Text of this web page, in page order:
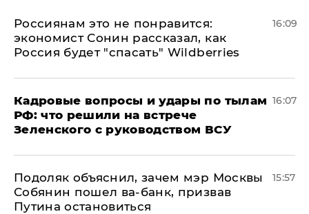
Россиянам это не понравится:
экономист Сонин рассказал, как
Россия будет "спасать" Wildberries
16:09
Кадровые вопросы и удары по тылам
РФ: что решили на встрече
Зеленского с руководством ВСУ
16:07
Подоляк объяснил, зачем мэр Москвы
Собянин пошел ва-банк, призвав
Путина остановиться
15:57